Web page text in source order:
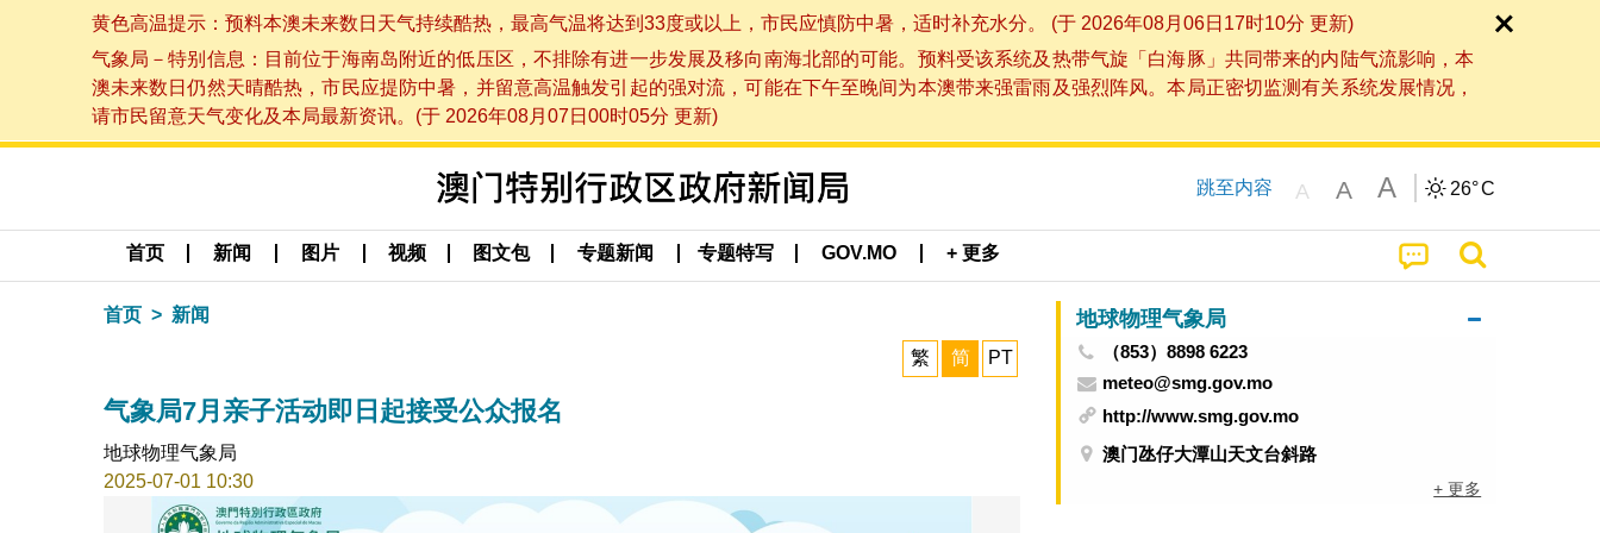
黄色高温提示：预料本澳未来数日天气持续酷热，最高气温将达到33度或以上，市民应慎防中暑，适时补充水分。 (于 2026年08月06日17时10分 更新)
气象局－特别信息：目前位于海南岛附近的低压区，不排除有进一步发展及移向南海北部的可能。预料受该系统及热带气旋「白海豚」共同带来的内陆气流影响，本
澳未来数日仍然天晴酷热，市民应提防中暑，并留意高温触发引起的强对流，可能在下午至晚间为本澳带来强雷雨及强烈阵风。本局正密切监测有关系统发展情况，
请市民留意天气变化及本局最新资讯。(于 2026年08月07日00时05分 更新)
跳至内容 A A A 26°C
首页 新闻 图片 视频 图文包 专题新闻 专题特写 GOV.MO + 更多
首页 新闻
繁 简 PT
气象局7月亲子活动即日起接受公众报名
地球物理气象局
2025-07-01 10:30
地球物理气象局
（853）8898 6223
meteo@smg.gov.mo
http://www.smg.gov.mo
澳门氹仔大潭山天文台斜路
+ 更多